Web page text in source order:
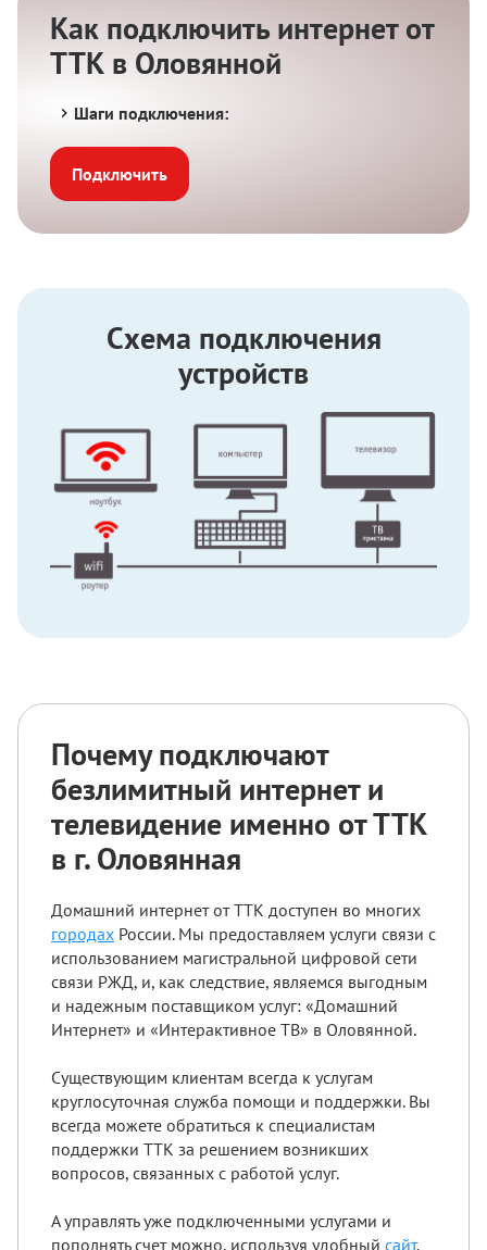
Как подключить интернет от
ТТК в Оловянной
Шаги подключения:
Подключить
Схема подключения
устройств
Почему подключают
безлимитный интернет и
телевидение именно от ТТК
в г. Оловянная
Домашний интернет от ТТК доступен во многих
городах России. Мы предоставляем услуги связи с
использованием магистральной цифровой сети
связи РЖД, и, как следствие, являемся выгодным
и надежным поставщиком услуг: «Домашний
Интернет» и «Интерактивное ТВ» в Оловянной.
Существующим клиентам всегда к услугам
круглосуточная служба помощи и поддержки. Вы
всегда можете обратиться к специалистам
поддержки ТТК за решением возникших
вопросов, связанных с работой услуг.
А управлять уже подключенными услугами и
пополнять счет можно, используя удобный сайт.